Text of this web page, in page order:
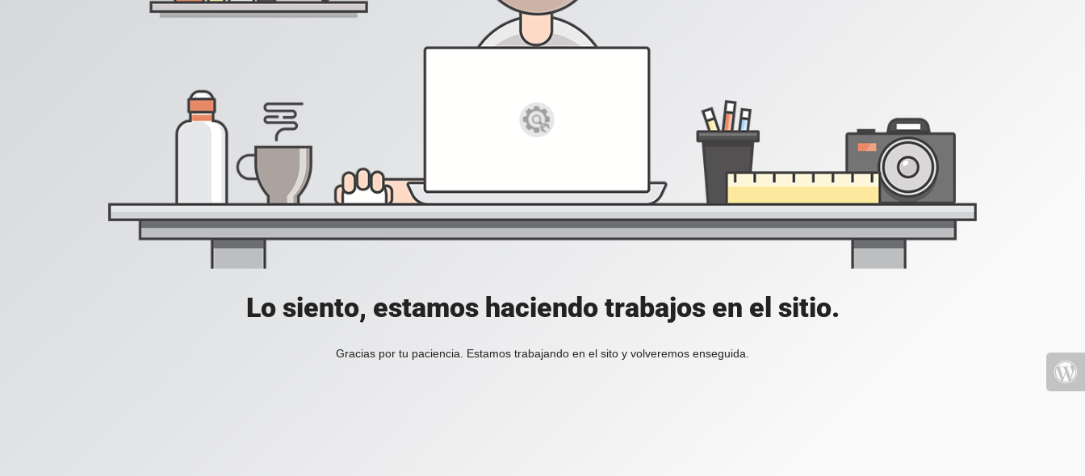
Lo siento, estamos haciendo trabajos en el sitio.
Gracias por tu paciencia. Estamos trabajando en el sito y volveremos enseguida.